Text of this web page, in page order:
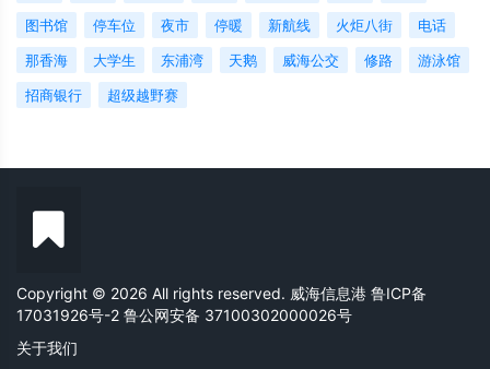
图书馆
停车位 夜市 停暖 新航线 火炬八街
电话
那香海
大学生 东浦湾 天鹅 威海公交 修路
游泳馆
招商银行
超级越野赛
Copyright © 2026 All rights reserved. 威海信息港 鲁ICP备
17031926号-2 鲁公网安备 37100302000026号
关于我们